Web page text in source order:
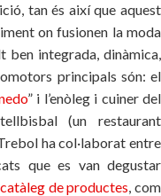
tan és així que aquest
on fusionen la moda
ben integrada, dinàmica,
principals són: el
” i l’enòleg i cuiner del
(un restaurant
ha col·laborat entre
que es van degustar
de productes, com